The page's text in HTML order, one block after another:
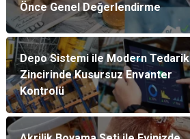
Önce Genel Değerlendirme
Depo Sistemi ile Modern Tedarik
Zincirinde Kusursuz Envanter
Kontrolü